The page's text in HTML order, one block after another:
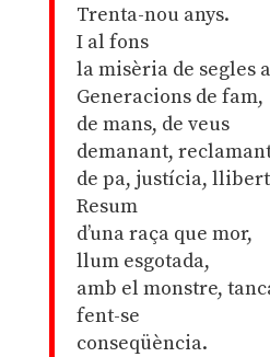
Trenta-nou anys.
I al fons
la misèria de segles
Generacions de fam,
de mans, de veus
demanant,
de pa, justícia,
Resum
d’una raça que mor,
llum esgotada,
amb el monstre,
fent-se
conseqüència.